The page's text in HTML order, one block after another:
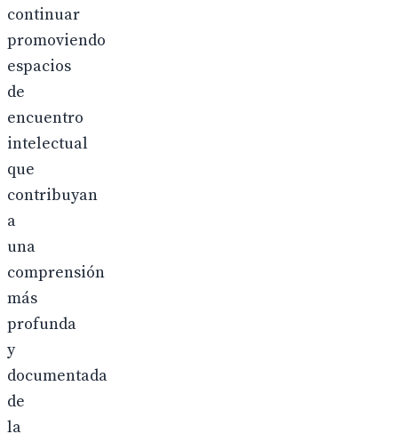
continuar
promoviendo
espacios
de
encuentro
intelectual
que
contribuyan
a
una
comprensión
más
profunda
y
documentada
de
la